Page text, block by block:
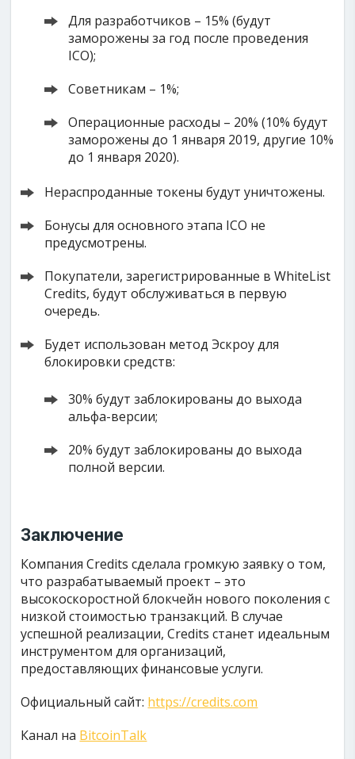
Для разработчиков – 15% (будут
заморожены за год после проведения
ICO);
Советникам – 1%;
Операционные расходы – 20% (10% будут
заморожены до 1 января 2019, другие 10%
до 1 января 2020).
Нераспроданные токены будут уничтожены.
Бонусы для основного этапа ICO не
предусмотрены.
Покупатели, зарегистрированные в WhiteList
Credits, будут обслуживаться в первую
очередь.
Будет использован метод Эскроу для
блокировки средств:
30% будут заблокированы до выхода
альфа-версии;
20% будут заблокированы до выхода
полной версии.
Заключение
Компания Credits сделала громкую заявку о том,
что разрабатываемый проект – это
высокоскоростной блокчейн нового поколения с
низкой стоимостью транзакций. В случае
успешной реализации, Credits станет идеальным
инструментом для организаций,
предоставляющих финансовые услуги.
Официальный сайт: https://credits.com
Канал на BitcoinTalk